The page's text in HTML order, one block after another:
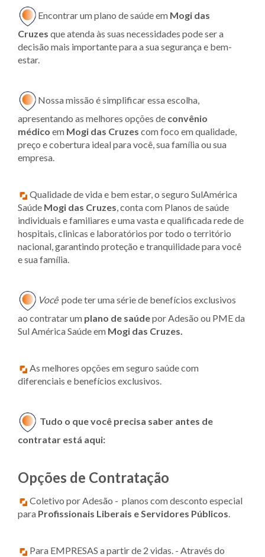
Encontrar um plano de saúde em Mogi das
Cruzes que atenda às suas necessidades pode ser a
decisão mais importante para a sua segurança e bem-
estar.
Nossa missão é simplificar essa escolha,
apresentando as melhores opções de convênio
médico em Mogi das Cruzes com foco em qualidade,
preço e cobertura ideal para você, sua família ou sua
empresa.
Qualidade de vida e bem estar, o seguro SulAmérica
Saúde Mogi das Cruzes, conta com Planos de saúde
individuais e familiares e uma vasta e qualificada rede de
hospitais, clinicas e laboratórios por todo o território
nacional, garantindo proteção e tranquilidade para você
e sua família.
Você pode ter uma série de benefícios exclusivos
ao contratar um plano de saúdepor Adesão ou PME da
Sul América Saúde em Mogi das Cruzes.
As melhores opções em seguro saúde com
diferenciais e benefícios exclusivos.
Tudo o que você precisa saber antes de
contratar está aqui:
Opções de Contratação
Coletivo por Adesão - planos com desconto especial
para Profissionais Liberais e Servidores Públicos.
Para EMPRESAS a partir de 2 vidas. - Através do